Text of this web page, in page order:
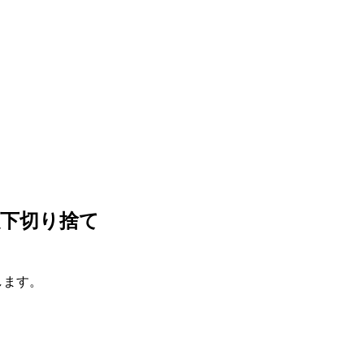
切り捨て
す。